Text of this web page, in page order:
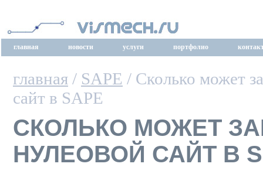
главная новости услуги портфолио
главная / SAPE / Сколько может
сайт в SAPE
СКОЛЬКО МОЖЕТ
НУЛЕОВОЙ САЙТ В